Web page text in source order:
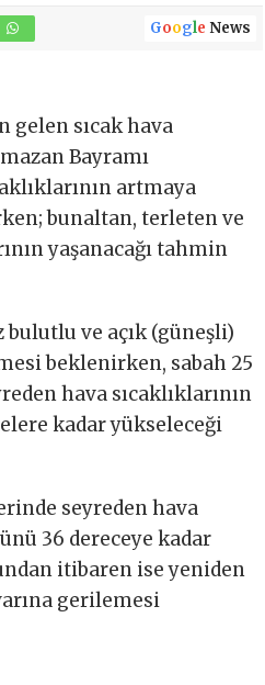
Google News
gelen sıcak hava
Bayramı
artmaya
bunaltan, terleten ve
yaşanacağı tahmin
bulutlu ve açık (güneşli)
beklenirken, sabah 25
hava sıcaklıklarının
kadar yükseleceği
seyreden hava
36 dereceye kadar
itibaren ise yeniden
gerilemesi